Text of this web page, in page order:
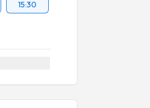
15:30